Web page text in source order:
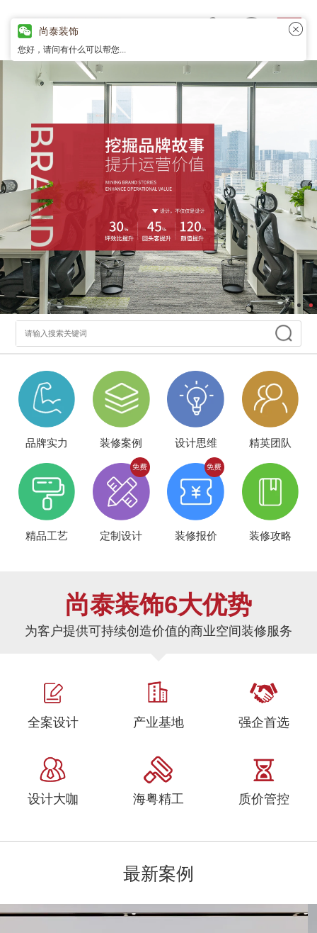
品牌实力 装修案例 设计思维 精英团队
精品工艺 定制设计 装修报价 装修攻略
尚泰装饰6大优势
为客户提供可持续创造价值的商业空间装修服务
全案设计 产业基地 强企首选
设计大咖 海粤精工 质价管控
最新案例
尚泰装饰
您好，请问有什么可以帮您...